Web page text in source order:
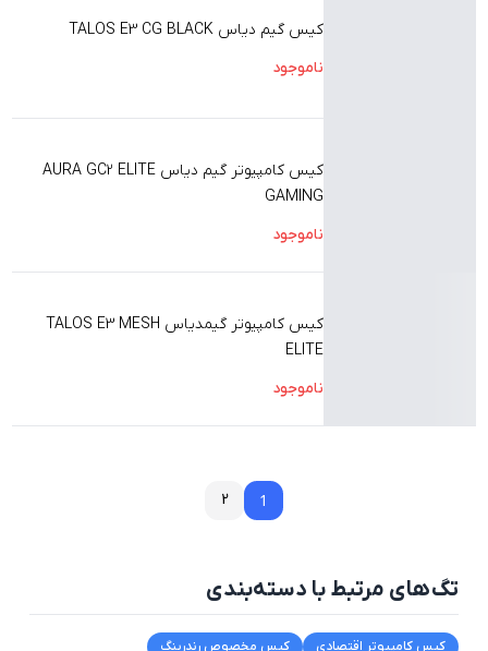
کیس گیم دیاس TALOS E3 CG BLACK
ناموجود
کیس کامپیوتر گیم دیاس AURA GC2 ELITE
GAMING
ناموجود
کیس کامپیوتر گیمدیاس TALOS E3 MESH
ELITE
ناموجود
11
2
تگ‌های مرتبط با دسته‌بندی
کیس کامپیوتر اقتصادی
کیس مخصوص رندرینگ